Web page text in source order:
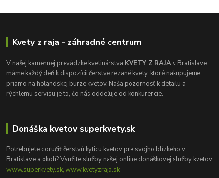
Kvety z raja - záhradné centrum
V našej kamennej prevádzke kvetinárstva KVETY Z RAJAv Bratislave
máme každý deň k dispozícii čerstvé rezané kvety, ktoré nakupujeme
priamo na holandskej burze kvetov. Naša pozornosť k detailu a
rýchlemu servisu je to, čo nás oddeľuje od konkurencie.
Donáška kvetov superkvety.sk
Potrebujete doručiť čerstvú kyticu kvetov pre svojho blízkeho v
Bratislave a okolí? Využite služby našej online donáškovej služby kvetov
www.superkvety.sk, www.kvetyzraja.sk